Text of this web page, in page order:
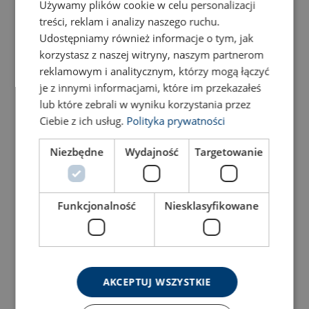
Затискач для
вертикального підйому і
повороту
Подивитись товар
Затискач гвинтовий для
Подивитись товар
Używamy plików cookie w celu personalizacji
treści, reklam i analizy naszego ruchu.
Udostępniamy również informacje o tym, jak
korzystasz z naszej witryny, naszym partnerom
reklamowym i analitycznym, którzy mogą łączyć
je z innymi informacjami, które im przekazałeś
lub które zebrali w wyniku korzystania przez
Ciebie z ich usług. Polityka prywatności
Niezbędne Wydajność Targetowanie
Funkcjonalność Niesklasyfikowane
AKCEPTUJ WSZYSTKIE